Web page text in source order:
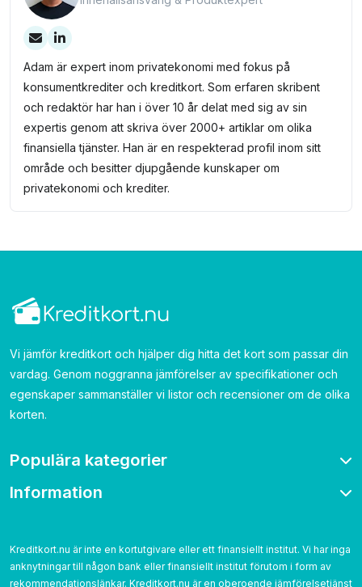
Adam är expert inom privatekonomi med fokus på
konsumentkrediter och kreditkort. Som erfaren skribent
och redaktör har han i över 10 år delat med sig av sin
expertis genom att skriva över 2000+ artiklar om olika
finansiella tjänster. Han är en respekterad profil inom sitt
område och besitter djupgående kunskaper om
privatekonomi och krediter.
Vi jämför kreditkort och hjälper dig hitta det kort som passar din
vardag. Genom noggranna jämförelser av specifikationer och
egenskaper sammanställer vi listor och recensioner om de olika
korten.
Populära kategorier
Bonuskort
Cashback
Information
Kontakta
Betygsättning
Kreditkort.nu är inte en kortutgivare eller ett finansiellt institut. Vi har inga
anknytningar till någon bank eller finansiellt institut förutom i form av
rekommendationslänkar. Kreditkort.nu är en oberoende jämförelsetjänst